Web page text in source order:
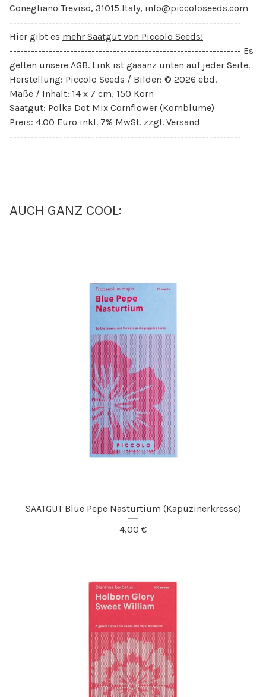
Conegliano Treviso, 31015 Italy, info@piccoloseeds.com
-----------------------------------------------------------------
Hier gibt es mehr Saatgut von Piccolo Seeds!
----------------------------------------------------------------- Es
gelten unsere AGB. Link ist gaaanz unten auf jeder Seite.
Herstellung: Piccolo Seeds / Bilder: © 2026 ebd.
Maße / Inhalt: 14 x 7 cm, 150 Korn
Saatgut: Polka Dot Mix Cornflower (Kornblume)
Preis: 4.00 Euro inkl. 7% MwSt. zzgl. Versand
-----------------------------------------------------------------
AUCH GANZ COOL:
SAATGUT Blue Pepe Nasturtium (Kapuzinerkresse)
4,00 €